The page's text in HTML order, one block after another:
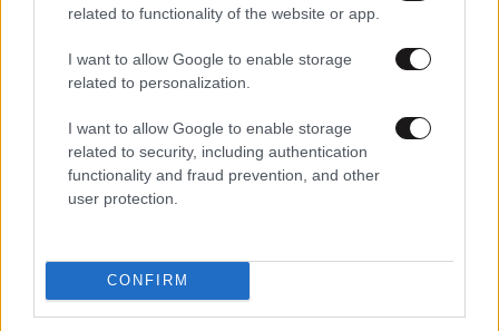
related to functionality of the website or app.
I want to allow Google to enable storage
related to personalization.
I want to allow Google to enable storage
related to security, including authentication
functionality and fraud prevention, and other
user protection.
CONFIRM
Σας εκραξε πριν πεθα
Σας εκραξε πριν πεθανει, ντροπη σας κοροιδα
συριζαιοι.
Απαντήστε
Θορπ. Μαζι σου 10·09·2021 17:33